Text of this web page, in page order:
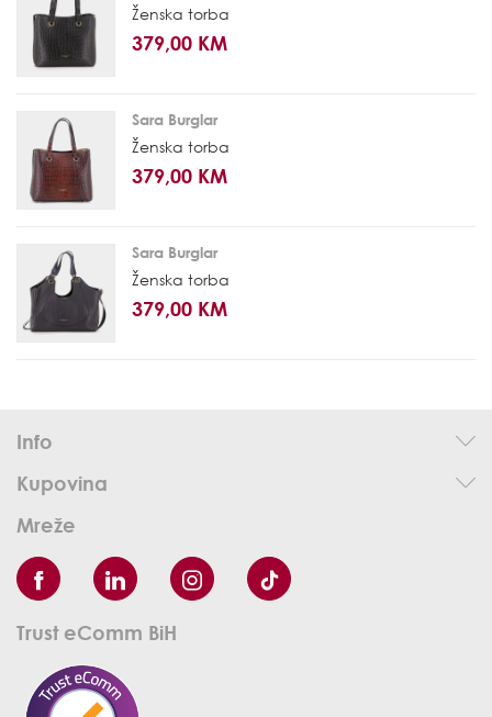
Ženska torba
379,00 KM
Sara Burglar
Ženska torba
379,00 KM
Sara Burglar
Ženska torba
379,00 KM
Info
Kupovina
Mreže
Trust eComm BiH